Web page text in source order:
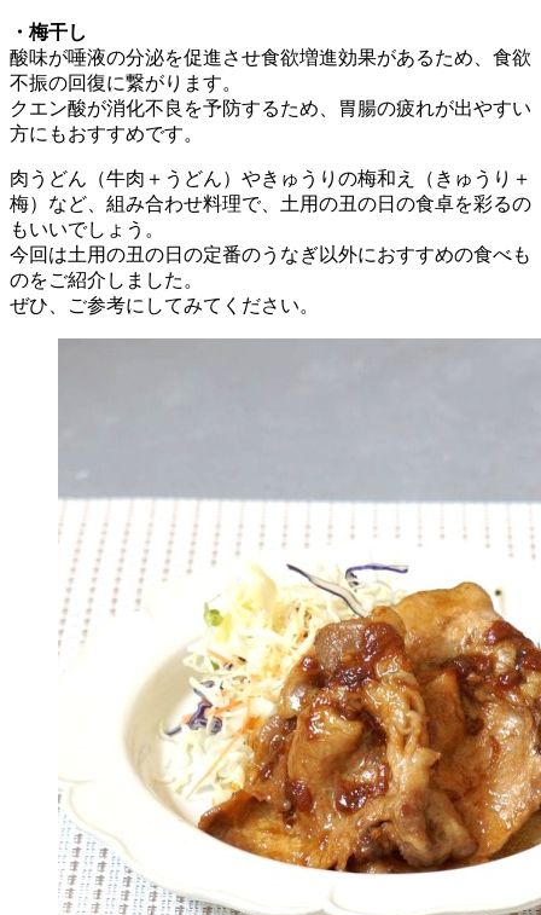
・梅干し
酸味が唾液の分泌を促進させ食欲増進効果があるため、食欲
不振の回復に繋がります。
クエン酸が消化不良を予防するため、胃腸の疲れが出やすい
方にもおすすめです。
肉うどん（牛肉＋うどん）やきゅうりの梅和え（きゅうり＋
梅）など、組み合わせ料理で、土用の丑の日の食卓を彩るの
もいいでしょう。
今回は土用の丑の日の定番のうなぎ以外におすすめの食べも
のをご紹介しました。
ぜひ、ご参考にしてみてください。